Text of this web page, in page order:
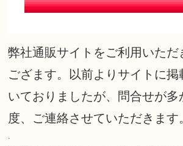
弊社通販サイトをご利用いただ
ござます。以前よりサイトに
いておりましたが、問合せが
度、ご連絡させていただきます